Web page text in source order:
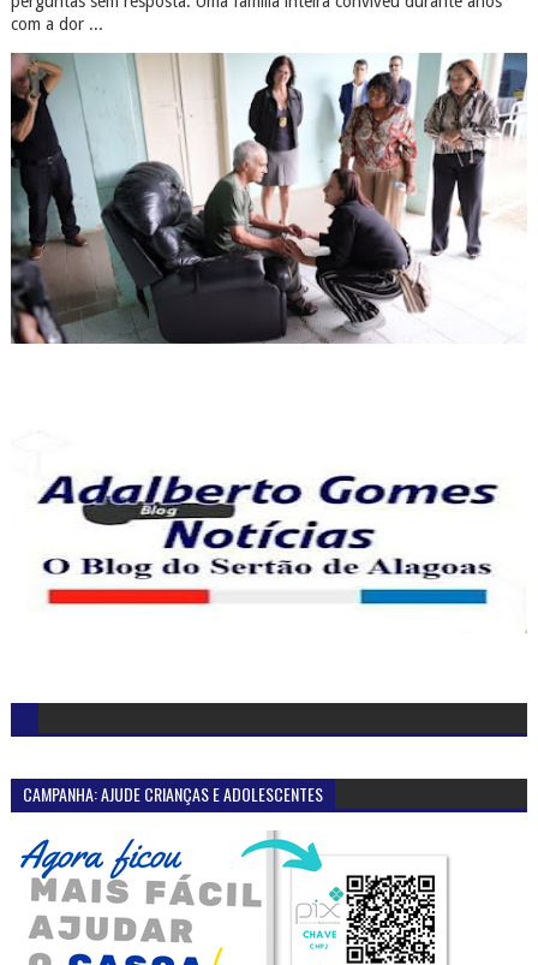
com a dor ...
CAMPANHA: AJUDE CRIANÇAS E ADOLESCENTES